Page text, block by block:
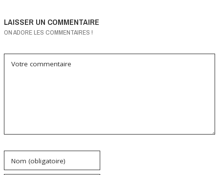
LAISSER UN COMMENTAIRE
ON ADORE LES COMMENTAIRES !
Votre commentaire
Nom (obligatoire)